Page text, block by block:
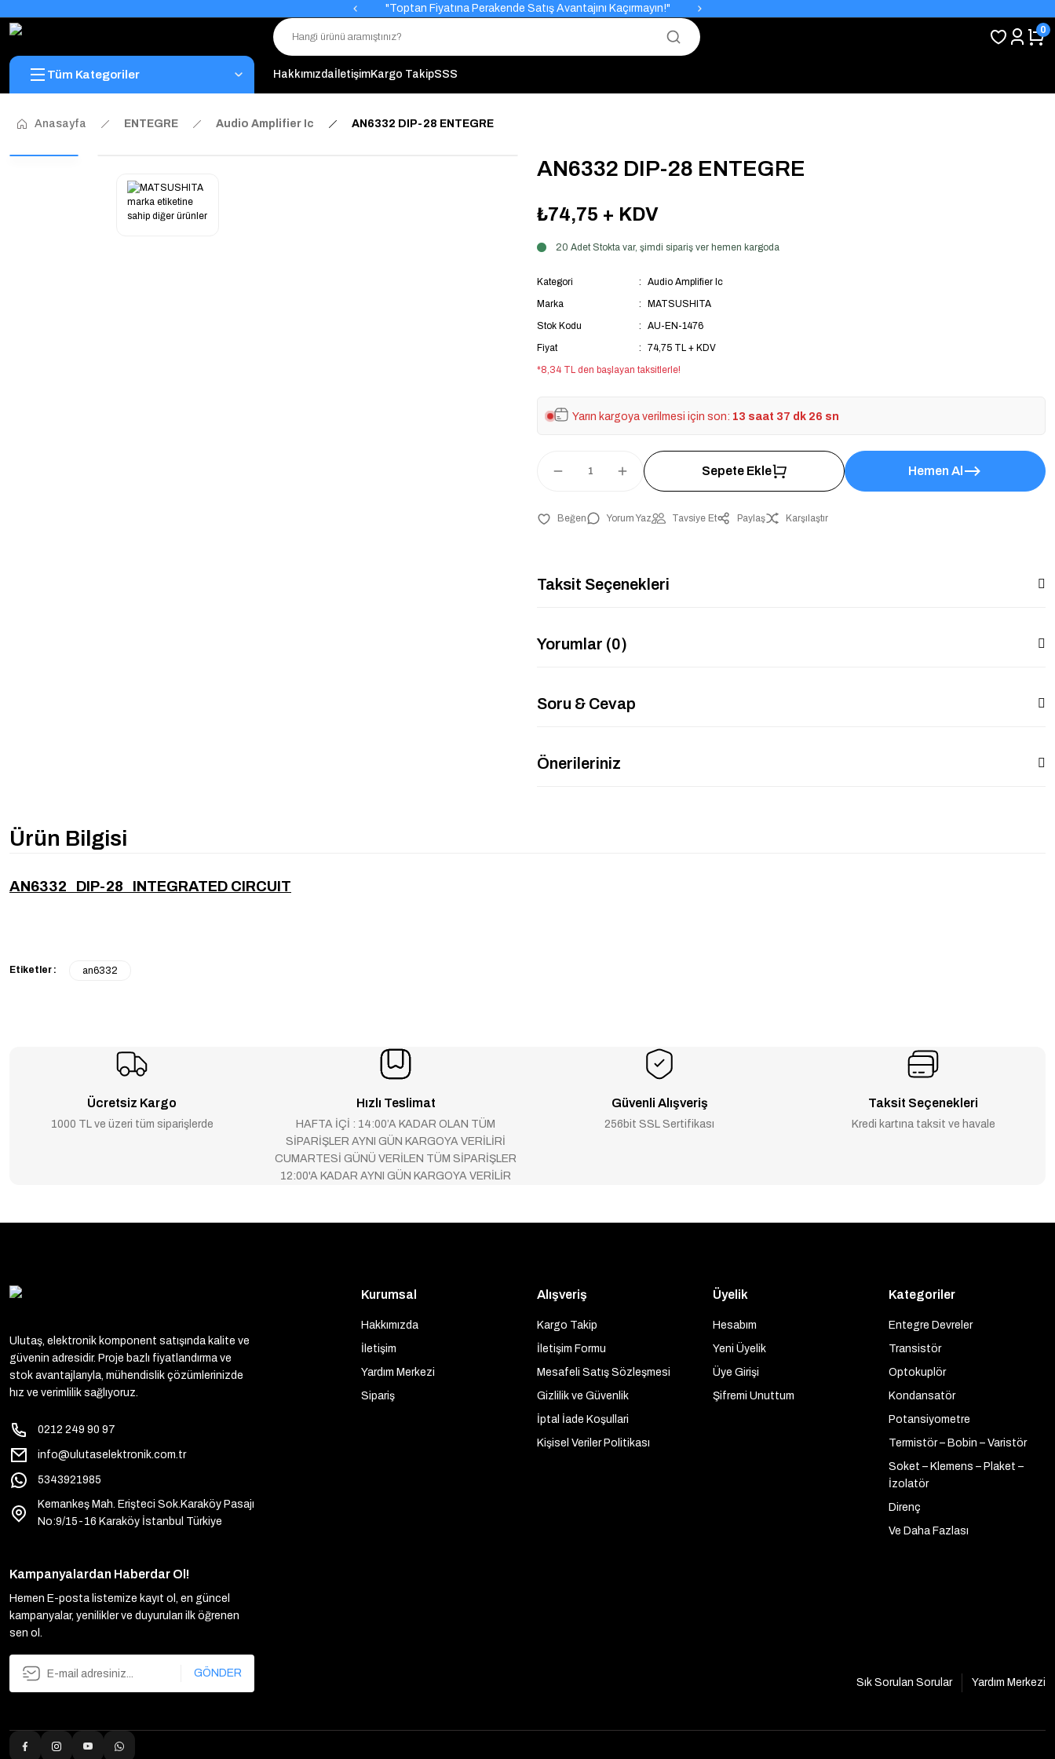
"Toptan Fiyatına Perakende Satış Avantajını Kaçırmayın!"
0
Tüm Kategoriler HakkımızdaİletişimKargo TakipSSS
Anasayfa ENTEGRE Audio Amplifier Ic AN6332 DIP-28 ENTEGRE
AN6332 DIP-28 ENTEGRE
₺74,75 + KDV
20 Adet Stokta var, şimdi sipariş ver hemen kargoda
Kategori
Audio Amplifier Ic
Marka
MATSUSHITA
Stok Kodu
AU-EN-1476
Fiyat
74,75 TL + KDV
*8,34 TL den başlayan taksitlerle!
Yarın kargoya verilmesi için son: 13 saat 37 dk 26 sn
Sepete Ekle Hemen Al
Yorum Yaz Tavsiye Et Paylaş Karşılaştır
Taksit Seçenekleri
Yorumlar (0)
Soru & Cevap
Önerileriniz
Ürün Bilgisi
AN6332 DIP-28 INTEGRATED CIRCUIT
Etiketler : an6332
Ücretsiz Kargo
1000 TL ve üzeri tüm siparişlerde
Hızlı Teslimat
HAFTA İÇİ : 14:00’A KADAR OLAN TÜM
SİPARİŞLER AYNI GÜN KARGOYA VERİLİRİ
CUMARTESİ GÜNÜ VERİLEN TÜM SİPARİŞLER
12:00'A KADAR AYNI GÜN KARGOYA VERİLİR
Güvenli Alışveriş
256bit SSL Sertifikası
Taksit Seçenekleri
Kredi kartına taksit ve havale
Ulutaş, elektronik komponent satışında kalite ve
güvenin adresidir. Proje bazlı fiyatlandırma ve
stok avantajlarıyla, mühendislik çözümlerinizde
hız ve verimlilik sağlıyoruz.
0212 249 90 97
info@ulutaselektronik.com.tr
5343921985
Kemankeş Mah. Erişteci Sok.Karaköy Pasajı
No:9/15-16 Karaköy İstanbul Türkiye
Kurumsal
Hakkımızda
İletişim
Yardım Merkezi
Sipariş
Alışveriş
Kargo Takip
İletişim Formu
Mesafeli Satış Sözleşmesi
Gizlilik ve Güvenlik
İptal İade Koşullari
Kişisel Veriler Politikası
Üyelik
Hesabım
Yeni Üyelik
Üye Girişi
Şifremi Unuttum
Kategoriler
Entegre Devreler
Transistör
Optokuplör
Kondansatör
Potansiyometre
Termistör – Bobin – Varistör
Soket – Klemens – Plaket –
İzolatör
Direnç
Ve Daha Fazlası
Kampanyalardan Haberdar Ol!
Hemen E-posta listemize kayıt ol, en güncel
kampanyalar, yenilikler ve duyuruları ilk öğrenen
sen ol.
GÖNDER
Sık Sorulan Sorular
Yardım Merkezi